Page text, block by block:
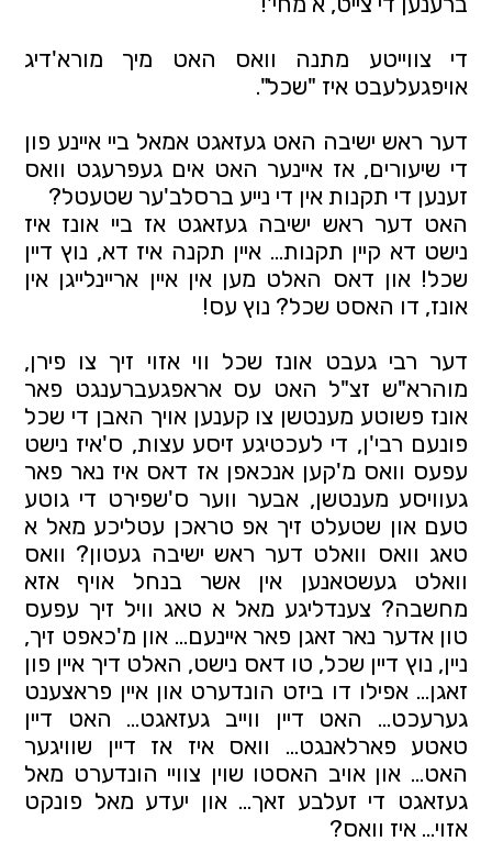
די צווייטע מתנה וואס האט מיך מורא'דיג
אויפגעלעבט איז "שכל".
דער ראש ישיבה האט געזאגט אמאל ביי איינע פון
די שיעורים, אז איינער האט אים געפרעגט וואס
זענען די תקנות אין די נייע ברסלב'ער שטעטל?
האט דער ראש ישיבה געזאגט אז ביי אונז איז
נישט דא קיין תקנות... איין תקנה איז דא, נוץ דיין
שכל! און דאס האלט מען אין איין אריינלייגן אין
אונז, דו האסט שכל? נוץ עס!
דער רבי געבט אונז שכל ווי אזוי זיך צו פירן,
מוהרא"ש זצ"ל האט עס אראפגעברענגט פאר
אונז פשוטע מענטשן צו קענען אויך האבן די שכל
פונעם רבי'ן, די לעכטיגע זיסע עצות, ס'איז נישט
עפעס וואס מ'קען אנכאפן אז דאס איז נאר פאר
געוויסע מענטשן, אבער ווער ס'שפירט די גוטע
טעם און שטעלט זיך אפ טראכן עטליכע מאל א
טאג וואס וואלט דער ראש ישיבה געטון? וואס
וואלט געשטאנען אין אשר בנחל אויף אזא
מחשבה? צענדליגע מאל א טאג וויל זיך עפעס
טון אדער נאר זאגן פאר איינעם… און מ'כאפט זיך,
ניין, נוץ דיין שכל, טו דאס נישט, האלט דיך איין פון
זאגן… אפילו דו ביזט הונדערט און איין פראצענט
גערעכט… האט דיין ווייב געזאגט… האט דיין
טאטע פארלאנגט… וואס איז אז דיין שוויגער
האט… און אויב האסטו שוין צוויי הונדערט מאל
געזאגט די זעלבע זאך… און יעדע מאל פונקט
אזוי… איז וואס?